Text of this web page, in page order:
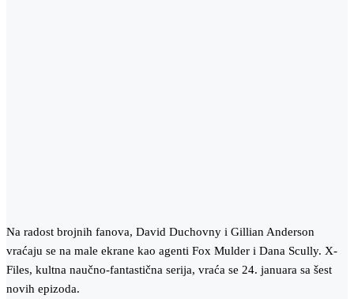
Na radost brojnih fanova, David Duchovny i Gillian Anderson
vraćaju se na male ekrane kao agenti Fox Mulder i Dana Scully. X-
Files, kultna naučno-fantastična serija, vraća se 24. januara sa šest
novih epizoda.